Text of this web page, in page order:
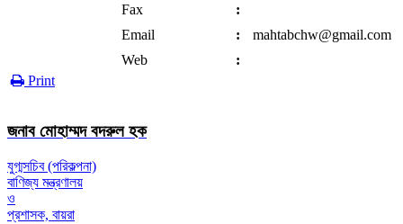
Fax
:
Email
:
mahtabchw@gmail.com
Web
:
Print
জনাব মোহাম্মদ বদরুল হক
যুগ্মসচিব (পরিকল্পনা)
বাণিজ্য মন্ত্রণালয়
ও
প্রশাসক, বায়রা